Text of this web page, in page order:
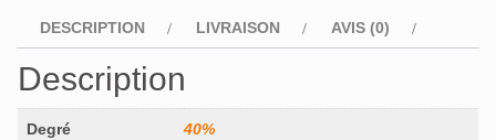
DESCRIPTION LIVRAISON AVIS (0)
Description
Degré 40%